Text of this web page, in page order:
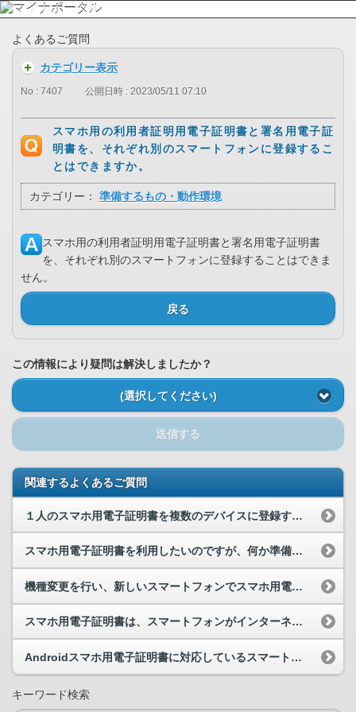
よくあるご質問
カテゴリー表示
No : 7407 公開日時 : 2023/05/11 07:10
スマホ用の利用者証明用電子証明書と署名用電子証
明書を、それぞれ別のスマートフォンに登録するこ
とはできますか。
カテゴリー： 準備するもの・動作環境
スマホ用の利用者証明用電子証明書と署名用電子証明書
を、それぞれ別のスマートフォンに登録することはできま
せん。
戻る
この情報により疑問は解決しましたか？
(選択してください)
送信する
関連するよくあるご質問
１人のスマホ用電子証明書を複数のデバイスに登録することはできますか。
スマホ用電子証明書を利用したいのですが、何か準備するものはありますか。
機種変更を行い、新しいスマートフォンでスマホ用電子証明書を使いたいのですが、何をする必要があり...
スマホ用電子証明書は、スマートフォンがインターネットに接続していない状態でも利用できますか。
Androidスマホ用電子証明書に対応しているスマートフォンを教えてください。
キーワード検索